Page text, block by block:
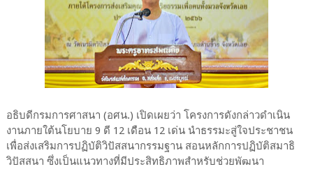
อธิบดีกรมการศาสนา (อศน.) เปิดเผยว่า โครงการดังกล่าวดำเนิน
งานภายใต้นโยบาย 9 ดี 12 เดือน 12 เด่น นำธรรมะสู่ใจประชาชน
เพื่อส่งเสริมการปฏิบัติวิปัสสนากรรมฐาน สอนหลักการปฏิบัติสมาธิ
วิปัสสนา ซึ่งเป็นแนวทางที่มีประสิทธิภาพสำหรับช่วยพัฒนา